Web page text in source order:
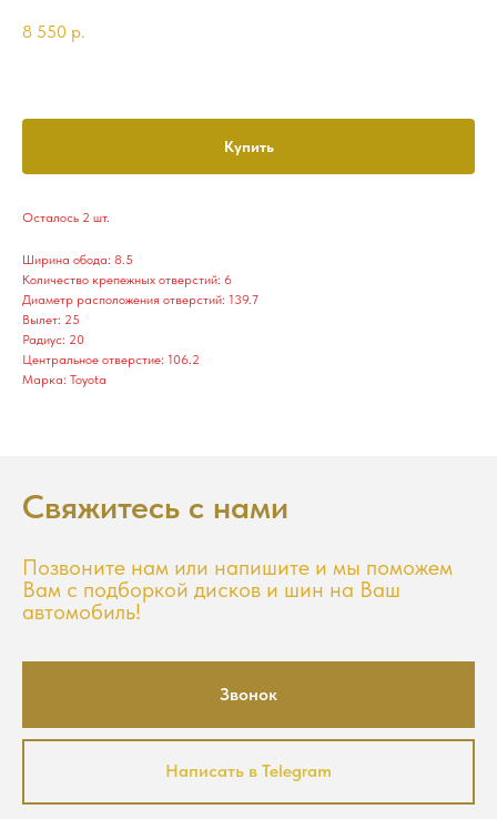
8 550 р.
Купить
Осталось 2 шт.
Ширина обода: 8.5
Количество крепежных отверстий: 6
Диаметр расположения отверстий: 139.7
Вылет: 25
Радиус: 20
Центральное отверстие: 106.2
Марка: Toyota
Свяжитесь с нами
Позвоните нам или напишите и мы поможем
Вам с подборкой дисков и шин на Ваш
автомобиль!
Звонок
Написать в Telegram